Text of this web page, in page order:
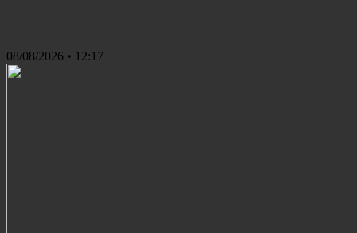
08/08/2026 • 12:17